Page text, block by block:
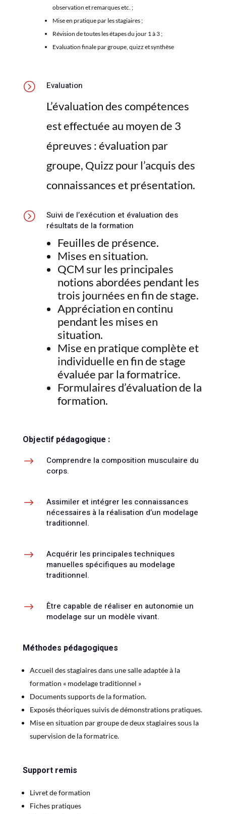
observation et remarques etc. ;
Mise en pratique par les stagiaires ;
Révision de toutes les étapes du jour 1 à 3 ;
Evaluation finale par groupe, quizz et synthèse
= Evaluation
L’évaluation des compétences
est effectuée au moyen de 3
épreuves : évaluation par
groupe, Quizz pour l’acquis des
connaissances et présentation.
=
Suivi de l’exécution et évaluation des
résultats de la formation
Feuilles de présence.
Mises en situation.
QCM sur les principales
notions abordées pendant les
trois journées en fin de stage.
Appréciation en continu
pendant les mises en
situation.
Mise en pratique complète et
individuelle en fin de stage
évaluée par la formatrice.
Formulaires d’évaluation de la
formation.
Objectif pédagogique :
$
Comprendre la composition musculaire du
corps.
$
Assimiler et intégrer les connaissances
nécessaires à la réalisation d’un modelage
traditionnel.
$
Acquérir les principales techniques
manuelles spécifiques au modelage
traditionnel.
$
Être capable de réaliser en autonomie un
modelage sur un modèle vivant.
Méthodes pédagogiques
Accueil des stagiaires dans une salle adaptée à la
formation « modelage traditionnel »
Documents supports de la formation.
Exposés théoriques suivis de démonstrations pratiques.
Mise en situation par groupe de deux stagiaires sous la
supervision de la formatrice.
Support remis
Livret de formation
Fiches pratiques